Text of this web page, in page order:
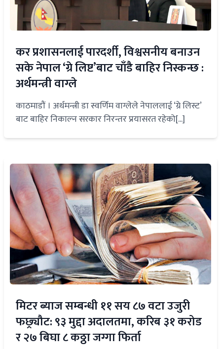
कर प्रशासनलाई पारदर्शी, विश्वसनीय बनाउन
सके नेपाल ‘ग्रे लिष्ट’बाट चाँडै बाहिर निस्कन्छ :
अर्थमन्त्री वाग्ले
काठमाडौं । अर्थमन्त्री डा स्वर्णिम वाग्लेले नेपाललाई ‘ग्रे लिस्ट’
बाट बाहिर निकाल्न सरकार निरन्तर प्रयासरत रहेको[...]
मिटर ब्याज सम्बन्धी ११ सय ८७ वटा उजुरी
फछ्र्यौट: ९३ मुद्दा अदालतमा, करिब ३१ करोड
र २७ बिघा ८ कठ्ठा जग्गा फिर्ता